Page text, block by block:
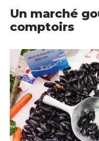
Un marché
comptoirs